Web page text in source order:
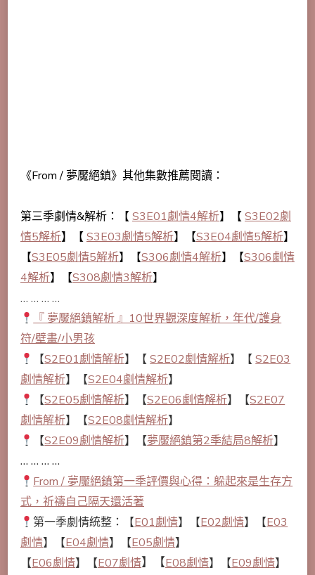
《From / 夢魘絕鎮》其他集數推薦閱讀：
第三季劇情&解析：【S3E01劇情4解析】【S3E02劇
情5解析】【S3E03劇情5解析】【S3E04劇情5解析】
【S3E05劇情5解析】【S306劇情4解析】【S306劇情
4解析】【S308劇情3解析】
… … … …
『 夢魘絕鎮解析 』10世界觀深度解析，年代/護身
符/壁畫/小男孩
【S2E01劇情解析】【S2E02劇情解析】【S2E03
劇情解析】【S2E04劇情解析】
【S2E05劇情解析】【S2E06劇情解析】【S2E07
劇情解析】【S2E08劇情解析】
【S2E09劇情解析】【夢魘絕鎮第2季結局8解析】
… … … …
From / 夢魘絕鎮第一季評價與心得：躲起來是生存方
式，祈禱自己隔天還活著
第一季劇情統整：【E01劇情】【E02劇情】【E03
劇情】【E04劇情】【E05劇情】
【E06劇情】【E07劇情】【E08劇情】【E09劇情】